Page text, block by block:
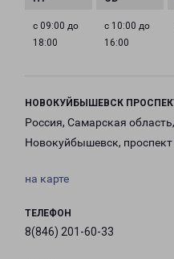
с 09:00 до
18:00
с 10:00 до
16:00
НОВОКУЙБЫШЕВСК
Россия, Самарская
Новокуйбышевск,
на карте
ТЕЛЕФОН
8(846) 201-60-33